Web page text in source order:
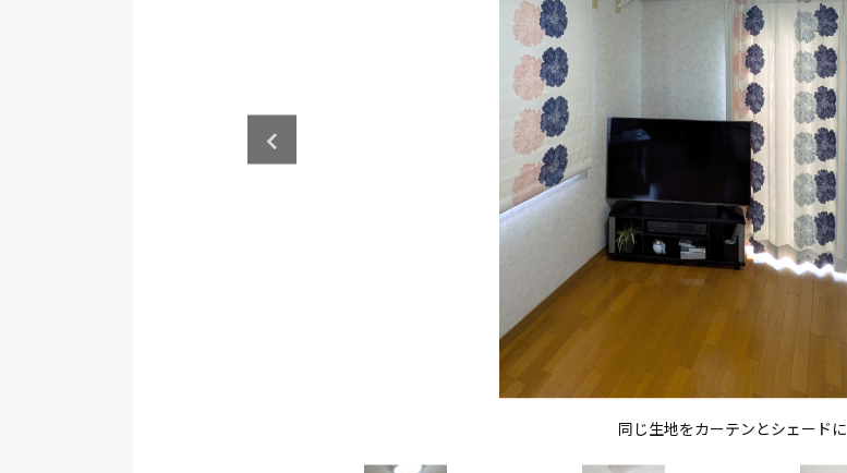
同じ生地をカーテンとシェードに